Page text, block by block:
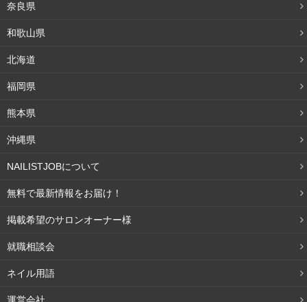
奈良県
和歌山県
北海道
福岡県
熊本県
沖縄県
NAILISTJOBについて
無料で最新情報をお届け！
掲載希望のサロンオーナー様
就職相談会
ネイル用語